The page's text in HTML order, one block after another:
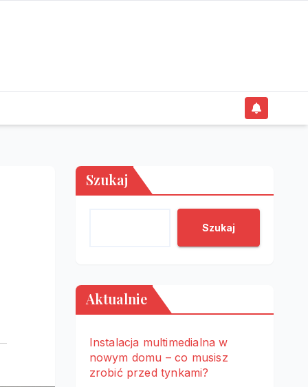
Szukaj
Szukaj
Aktualnie
Instalacja multimedialna w
nowym domu – co musisz
zrobić przed tynkami?